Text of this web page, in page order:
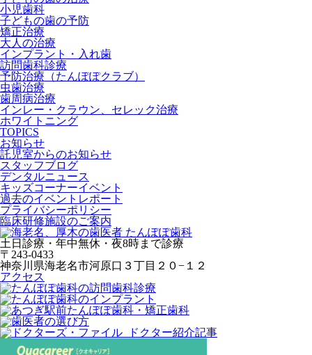
小児歯科
子どもの歯の予防
矯正治療
大人の治療
インプラント・入れ歯
訪問歯科診療
予防治療（たんぽぽクラブ）
虫歯治療
歯周病治療
インレー・クラウン、セレック治療
ホワイトニング
TOPICS
お知らせ
託児室からのお知らせ
スタッフブログ
デンタルニュース
キッズコーナーイベント
過去のイベントレポート
プライバシーポリシー
臨床研修施設のご案内
土日診療・年中無休・夜8時まで診療
〒243-0433
神奈川県海老名市河原口３丁目２０−１２
アクセス